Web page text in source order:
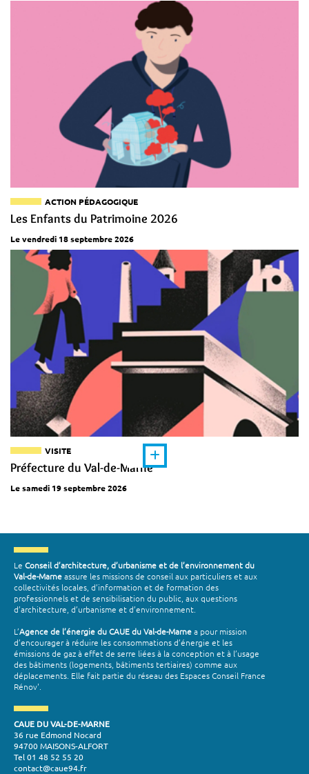
ACTION PÉDAGOGIQUE
Les Enfants du Patrimoine 2026
Le vendredi 18 septembre 2026
VISITE
Préfecture du Val-de-Marne
Le samedi 19 septembre 2026
Le Conseil d’architecture, d’urbanisme et de l’environnement du
Val-de-Marneassure les missions de conseil aux particuliers et aux
collectivités locales, d’information et de formation des
professionnels et de sensibilisation du public, aux questions
d’architecture, d’urbanisme et d’environnement.
L’Agence de l’énergie du CAUE du Val-de-Marnea pour mission
d’encourager à réduire les consommations d’énergie et les
émissions de gaz à effet de serre liées à la conception et à l’usage
des bâtiments (logements, bâtiments tertiaires) comme aux
déplacements. Elle fait partie du réseau des Espaces Conseil France
Rénov'.
CAUE DU VAL-DE-MARNE
36 rue Edmond Nocard
94700 MAISONS-ALFORT
Tel 01 48 52 55 20
contact@caue94.fr